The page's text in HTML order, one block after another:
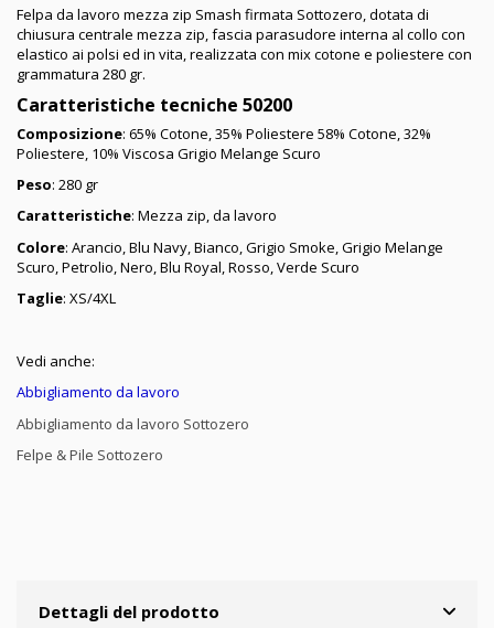
Felpa da lavoro mezza zip Smash firmata Sottozero, dotata di
chiusura centrale mezza zip, fascia parasudore interna al collo con
elastico ai polsi ed in vita, realizzata con mix cotone e poliestere con
grammatura 280 gr.
Caratteristiche tecniche 50200
Composizione: 65% Cotone, 35% Poliestere 58% Cotone, 32%
Poliestere, 10% Viscosa Grigio Melange Scuro
Peso: 280 gr
Caratteristiche: Mezza zip, da lavoro
Colore: Arancio, Blu Navy, Bianco, Grigio Smoke, Grigio Melange
Scuro, Petrolio, Nero, Blu Royal, Rosso, Verde Scuro
Taglie: XS/4XL
Vedi anche:
Abbigliamento da lavoro
Abbigliamento da lavoro Sottozero
Felpe & Pile Sottozero
Dettagli del prodotto